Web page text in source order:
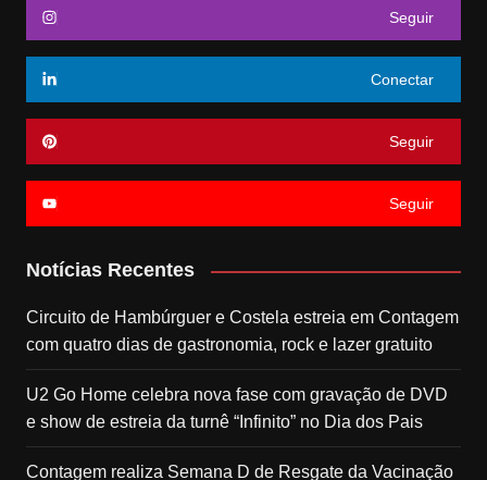
Seguir
Conectar
Seguir
Seguir
Notícias Recentes
Circuito de Hambúrguer e Costela estreia em Contagem
com quatro dias de gastronomia, rock e lazer gratuito
U2 Go Home celebra nova fase com gravação de DVD
e show de estreia da turnê “Infinito” no Dia dos Pais
Contagem realiza Semana D de Resgate da Vacinação